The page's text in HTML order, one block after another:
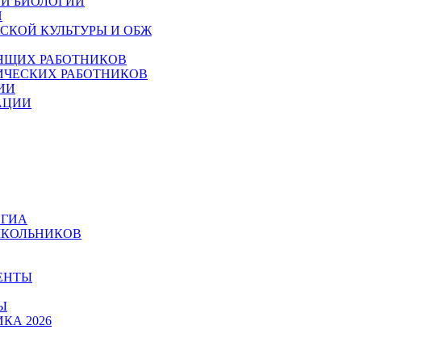
КУЛЬТУРЫ И ОБЖ
РАБОТНИКОВ
РАБОТНИКОВ
2026